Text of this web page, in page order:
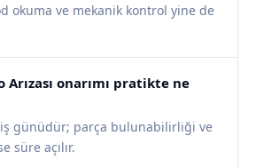
okuma ve mekanik kontrol yine de
Arızası onarımı pratikte ne
iş günüdür; parça bulunabilirliği ve
süre açılır.